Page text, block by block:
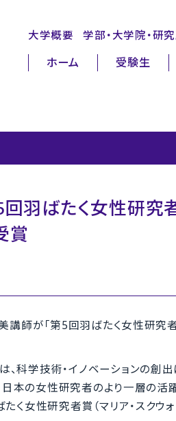
大学概要 学部・大学院・研
ホーム 受験生
羽ばたく女性研究者
賞
師が「第5回羽ばたく女性研究者
科学技術・イノベーションの創
本の女性研究者のより一層の活
女性研究者賞（マリア・スクウォ